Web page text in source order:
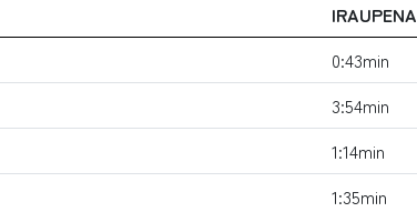
IRAUPENA
0:43min
3:54min
1:14min
1:35min